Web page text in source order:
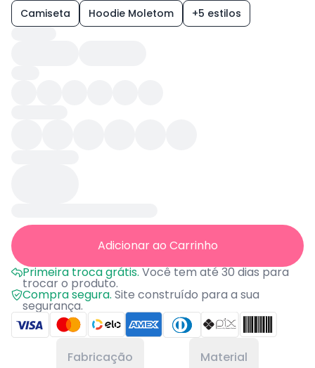
Camiseta Hoodie Moletom +5 estilos
Adicionar ao Carrinho
Primeira troca grátis.Você tem até 30 dias para
trocar o produto.
Compra segura. Site construído para a sua
segurança.
Fabricação Material